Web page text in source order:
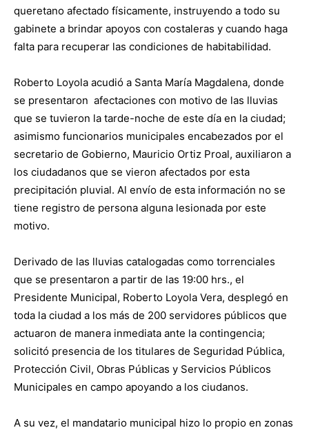
queretano afectado físicamente, instruyendo a todo su
gabinete a brindar apoyos con costaleras y cuando haga
falta para recuperar las condiciones de habitabilidad.
Roberto Loyola acudió a Santa María Magdalena, donde
se presentaron afectaciones con motivo de las lluvias
que se tuvieron la tarde-noche de este día en la ciudad;
asimismo funcionarios municipales encabezados por el
secretario de Gobierno, Mauricio Ortiz Proal, auxiliaron a
los ciudadanos que se vieron afectados por esta
precipitación pluvial. Al envío de esta información no se
tiene registro de persona alguna lesionada por este
motivo.
Derivado de las lluvias catalogadas como torrenciales
que se presentaron a partir de las 19:00 hrs., el
Presidente Municipal, Roberto Loyola Vera, desplegó en
toda la ciudad a los más de 200 servidores públicos que
actuaron de manera inmediata ante la contingencia;
solicitó presencia de los titulares de Seguridad Pública,
Protección Civil, Obras Públicas y Servicios Públicos
Municipales en campo apoyando a los ciudanos.
A su vez, el mandatario municipal hizo lo propio en zonas